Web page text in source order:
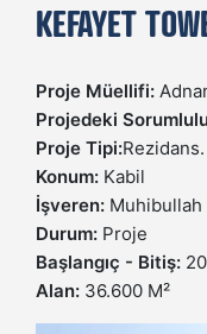
GÜNCEL
PROJELER
İLETIŞIM
KEFAYET
Proje Müellifi:
Projedeki
Proje Tipi:Rezidans.
Konum: Kabil
İşveren: Muhibullah
Durum: Proje
Başlangıç - Bitiş:
Alan: 36.600 M²